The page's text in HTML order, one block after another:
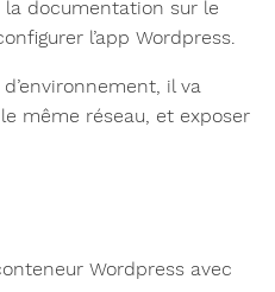
la documentation sur le
l’app Wordpress.
il va
même réseau, et exposer
Wordpress avec